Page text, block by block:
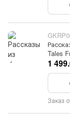
Tales
1
Заказ